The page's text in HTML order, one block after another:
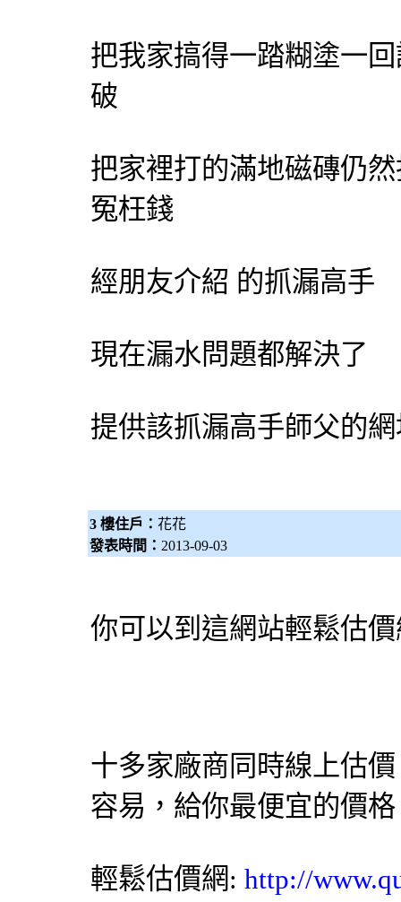
把我家搞得一踏糊塗一
破
把家裡打的滿地磁磚仍
冤枉錢
經朋友介紹 的抓漏高手
現在漏水問題都解決了
提供該抓漏高手師父的
3 樓住戶： 花花
發表時間： 2013-09-03
你可以到這網站輕鬆估
十多家廠商同時線上估
容易，給你最便宜的價
輕鬆估價網: http://